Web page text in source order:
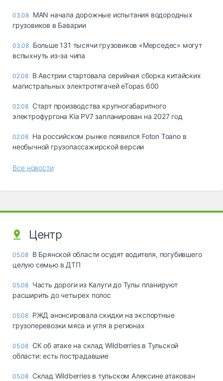
03.08 MAN начала дорожные испытания водородных
грузовиков в Баварии
03.08 Больше 131 тысячи грузовиков «Мерседес» могут
вспыхнуть из-за чипа
02.08 В Австрии стартовала серийная сборка китайских
магистральных электротягачей eTopas 600
02.08 Старт производства крупногабаритного
электрофургона Kia PV7 запланирован на 2027 год
02.08 На российском рынке появился Foton Toano в
необычной грузопассажирской версии
Все новости
Центр
05.08 В Брянской области осудят водителя, погубившего
целую семью в ДТП
05.08 Часть дороги из Калуги до Тулы планируют
расширить до четырех полос
05.08 РЖД анонсировала скидки на экспортные
грузоперевозки мяса и угля в регионах
05.08 СК об атаке на склад Wildberries в Тульской
области: есть пострадавшие
05.08 Склад Wildberries в тульском Алексине атакован